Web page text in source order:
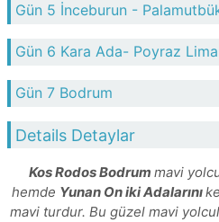
Gün 5 İnceburun -
Gün 6 Kara Ada- Poyraz
Gün 7 Bodrum
Details Detaylar
Kos Rodos Bodrum mavi
hemde Yunan On iki Adalarını
mavi turdur. Bu güzel mavi